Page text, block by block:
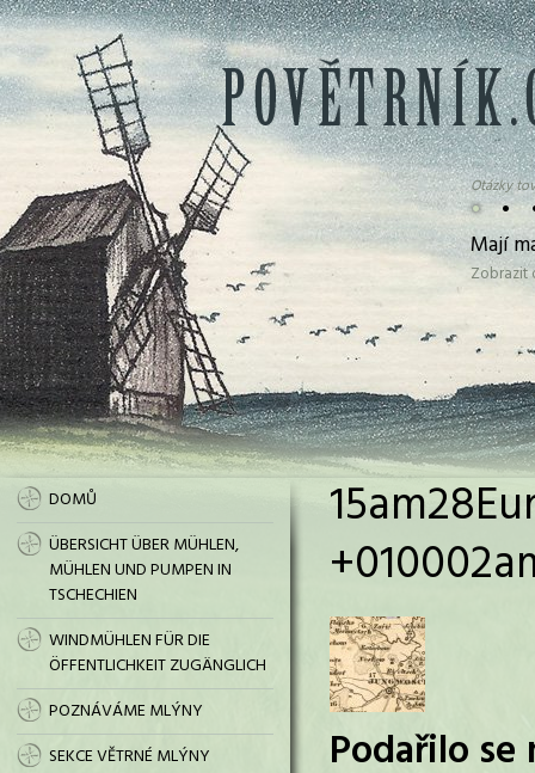
• •
Otázky
Mají
DOMŮ
ÜBERSICHT ÜBER MÜHLEN,
MÜHLEN UND PUMPEN IN
TSCHECHIEN
WINDMÜHLEN FÜR DIE
ÖFFENTLICHKEIT ZUGÄNGLICH
POZNÁVÁME MLÝNY
SEKCE VĚTRNÉ MLÝNY
Podařilo